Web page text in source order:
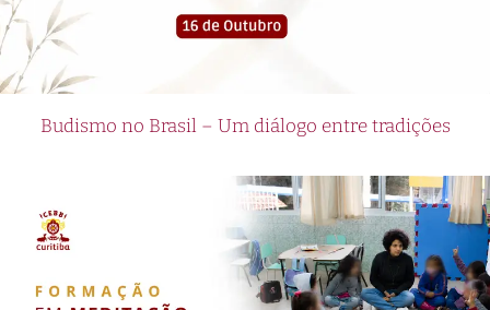
Budismo no Brasil – Um diálogo entre tradições